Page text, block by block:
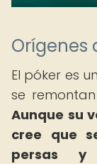
Orígenes
El póker es
se
Aunque su
cree que
persas y